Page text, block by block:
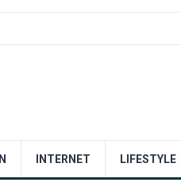
INTERNET LIFESTYLE